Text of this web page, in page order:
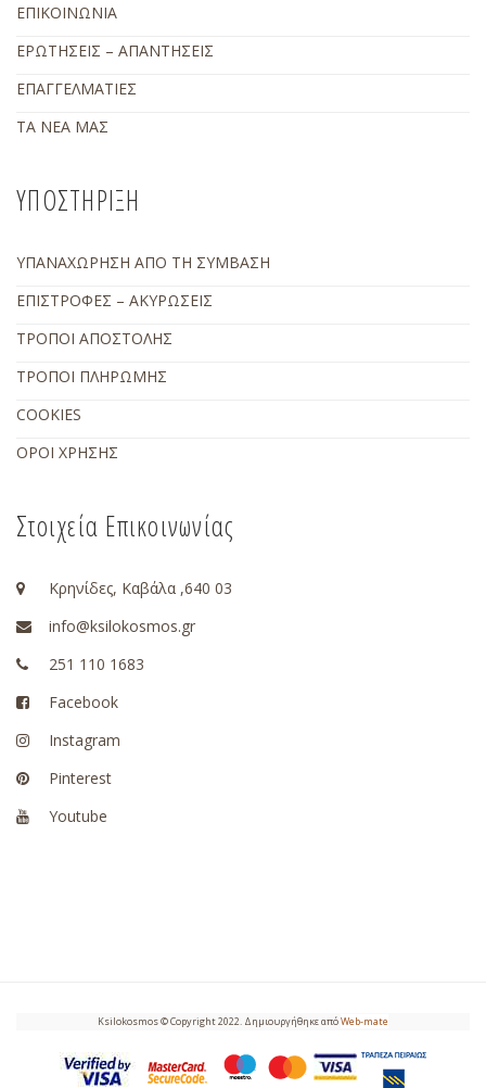
ΕΠΙΚΟΙΝΩΝΙΑ
ΕΡΩΤΗΣΕΙΣ – ΑΠΑΝΤΗΣΕΙΣ
ΕΠΑΓΓΕΛΜΑΤΙΕΣ
ΤΑ ΝΕΑ ΜΑΣ
ΥΠΟΣΤΗΡΙΞΗ
ΥΠΑΝΑΧΩΡΗΣΗ ΑΠΟ ΤΗ ΣΥΜΒΑΣΗ
ΕΠΙΣΤΡΟΦΕΣ – ΑΚΥΡΩΣΕΙΣ
ΤΡΟΠΟΙ ΑΠΟΣΤΟΛΗΣ
ΤΡΟΠΟΙ ΠΛΗΡΩΜΗΣ
COOKIES
ΟΡΟΙ ΧΡΗΣΗΣ
Στοιχεία Επικοινωνίας
Κρηνίδες, Καβάλα ,640 03
info@ksilokosmos.gr
251 110 1683
Facebook
Instagram
Pinterest
Youtube
Ksilokosmos © Copyright 2022. Δημιουργήθηκε απόWeb-mate